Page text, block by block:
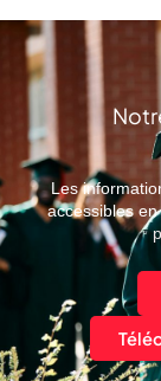
Les
accessibles